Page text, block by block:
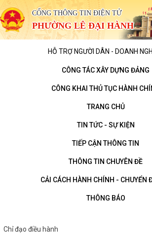
CỔNG THÔNG TIN ĐIỆN TỬ
PHƯỜNG LÊ ĐẠI HÀNH
HỖ TRỢ NGƯỜI DÂN - DOANH
CÔNG TÁC XÂY DỰNG ĐẢNG
CÔNG KHAI THỦ TỤC HÀNH
TRANG CHỦ
TIN TỨC - SỰ KIỆN
TIẾP CẬN THÔNG TIN
THÔNG TIN CHUYÊN ĐỀ
CẢI CÁCH HÀNH CHÍNH - CHUYỂN
THÔNG BÁO
Chỉ đạo điều hành